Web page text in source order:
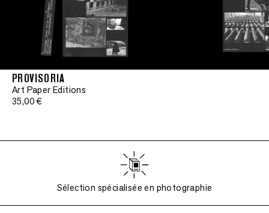
PROVISORIA
Art Paper Editions
35,00 €
Sélection spécialisée en photographie